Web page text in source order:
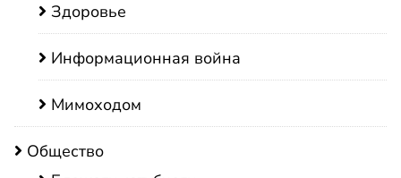
Здоровье
Информационная война
Мимоходом
Общество